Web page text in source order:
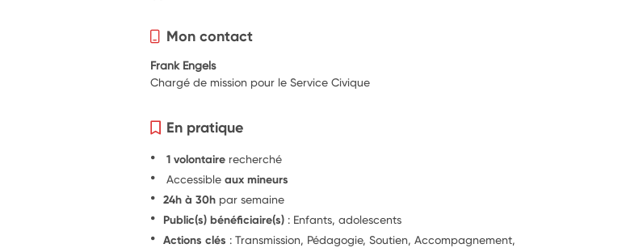
Mon contact
Frank Engels
Chargé de mission pour le Service Civique
En pratique
1 volontaire recherché
Accessibleaux mineurs
24h à 30h par semaine
Public(s) bénéficiaire(s) : Enfants, adolescents
Actions clés : Transmission, Pédagogie, Soutien, Accompagnement,